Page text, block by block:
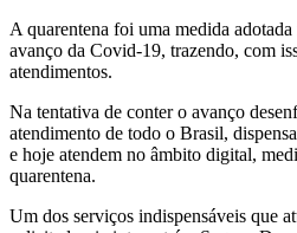
A quarentena foi uma medida
avanço da Covid-19, trazendo, com
atendimentos.
Na tentativa de conter o avanço
atendimento de todo o Brasil,
e hoje atendem no âmbito digital,
quarentena.
Um dos serviços indispensáveis que